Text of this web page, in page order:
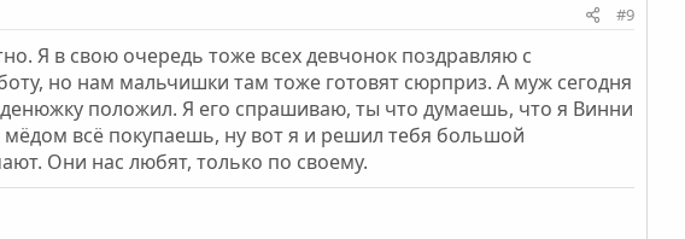
#9
Я в свою очередь тоже всех девчонок поздравляю с
но нам мальчишки там тоже готовят сюрприз. А муж сегодня
положил. Я его спрашиваю, ты что думаешь, что я Винни
всё покупаешь, ну вот я и решил тебя большой
Они нас любят, только по своему.